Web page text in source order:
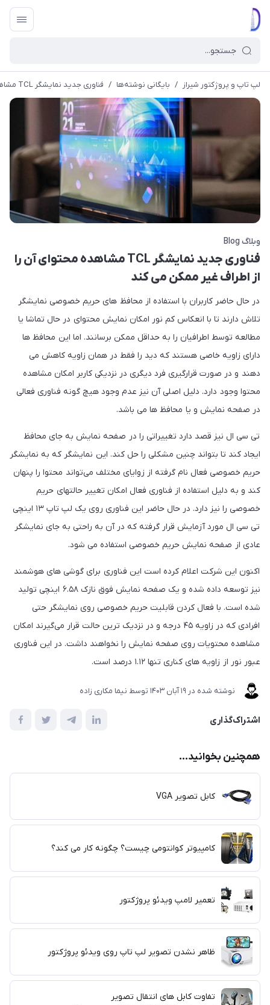
لپ تاپ و پروژکتور شیراز / بایگانی نوشته‌ها / فناوری جدید نمایشگر TCL مشاهده محتوای آن را از اطراف غیر ممکن می کند
وبلاگ Blog
فناوری جدید نمایشگر TCL مشاهده محتوای آن را
از اطراف غیر ممکن می کند
در حال حاضر کاربران با استفاده از محافظ های حریم خصوصی نمایشگر
تلاش دارند تا با انعکاس کم نور امکان نمایش محتوای در حال تماشا یا
مطالعه توسط اطرافیان را به حداقل ممکن برسانند. اما این محافظ ها
دارای زاویه خاصی هستند که دید را فقط در همان زاویه کاهش می
دهند و در صورت قرارگیری فرد دیگری در نزدیکی کاربر امکان مشاهده
محتوا وجود دارد. دلیل اصلی آن نیز عدم وجود هیچ گونه فناوری فعالی
در صفحه نمایش و یا محافظ ها می باشد.
تی سی ال نیز قصد دارد تغییراتی را در صفحه نمایش به جای محافظ
ایجاد کند تا بتواند چنین مشکلی را حل کند. این نمایشگر که به نمایشگر
حریم خصوصی فعال نام گرفته از زوایای مختلف می‌تواند محتوا را پنهان
کند و به دلیل استفاده از فناوری فعال امکان تغییر حالتهای حریم
خصوصی را نیز دارد. در حال حاضر این فناوری روی یک لپ تاپ ۱۳ اینچی
تی سی ال مورد آزمایش قرار گرفته که در آن به راحتی به جای نمایشگر
عادی از صفحه نمایش حریم خصوصی استفاده می شود.
اکنون این شرکت اعلام کرده است این فناوری برای گوشی های هوشمند
نیز توسعه داده شده و یک صفحه نمایش فوق نازک ۶.۵۸ اینچی تولید
شده است. با فعال کردن قابلیت حریم خصوصی روی نمایشگر حتی
افرادی که در زاویه ۴۵ درجه و در نزدیک ترین حالت قرار می‌گیرند امکان
مشاهده محتویات روی صفحه نمایش را نخواهند داشت. در این فناوری
عبور نور از زاویه های کناری تنها ۱.۱۲ درصد است.
نوشته شده در 19 آبان 1403 توسط نیما مکاری زاده
اشتراک‌گذاری
همچنین بخوانید...
کابل تصویر VGA
کامپیوتر کوانتومی چیست؟ چگونه کار می کند؟
تعمیر لامپ ویدئو پروژکتور
ظاهر نشدن تصویر لپ تاپ روی ویدئو پروژکتور
تفاوت کابل های انتقال تصویر